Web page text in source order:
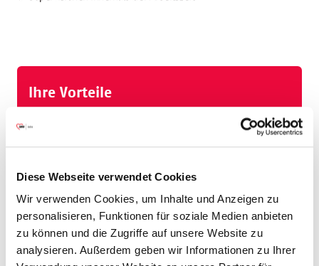
Diese Webseite verwendet Cookies
Wir verwenden Cookies, um Inhalte und Anzeigen zu
personalisieren, Funktionen für soziale Medien anbieten
zu können und die Zugriffe auf unsere Website zu
analysieren. Außerdem geben wir Informationen zu Ihrer
Ihre Vorteile
Finanzierte Fort- und Weiterbildung
Gesundheitsmaßnahmen
Kostenlose Parkplätze